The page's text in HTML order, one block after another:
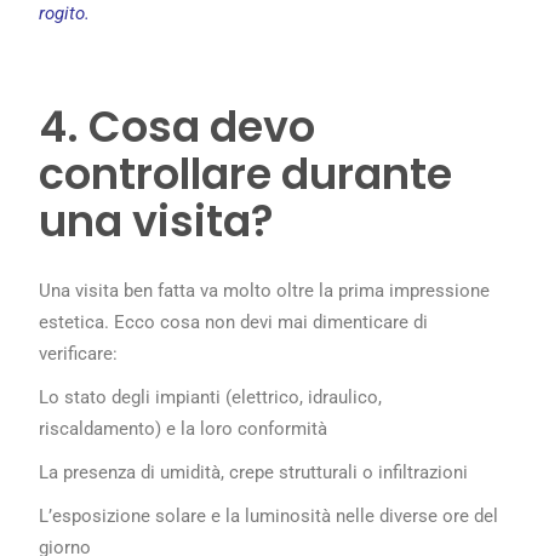
rogito.
4. Cosa devo
controllare durante
una visita?
Una visita ben fatta va molto oltre la prima impressione
estetica. Ecco cosa non devi mai dimenticare di
verificare:
Lo stato degli impianti (elettrico, idraulico,
riscaldamento) e la loro conformità
La presenza di umidità, crepe strutturali o infiltrazioni
L’esposizione solare e la luminosità nelle diverse ore del
giorno